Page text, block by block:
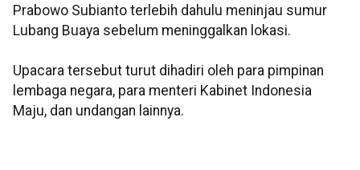
Prabowo Subianto terlebih dahulu meninjau sumur
Lubang Buaya sebelum meninggalkan lokasi.
Upacara tersebut turut dihadiri oleh para pimpinan
lembaga negara, para menteri Kabinet Indonesia
Maju, dan undangan lainnya.